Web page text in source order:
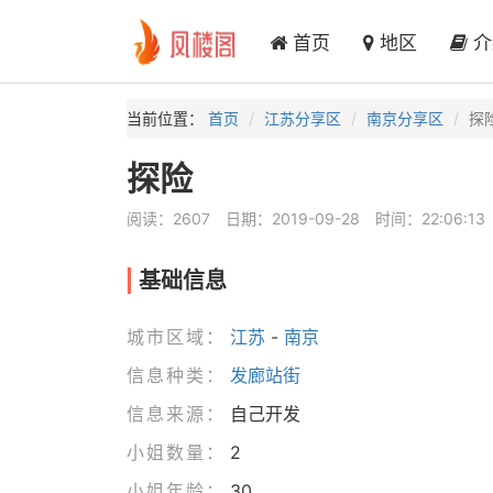
首页 地区 介
当前位置： 首页 江苏分享区 南京分享区 探
探险
阅读：2607 日期：2019-09-28 时间：22:06:13
基础信息
城市区域： 江苏 - 南京
信息种类：
发廊站街
信息来源：
自己开发
小姐数量：
2